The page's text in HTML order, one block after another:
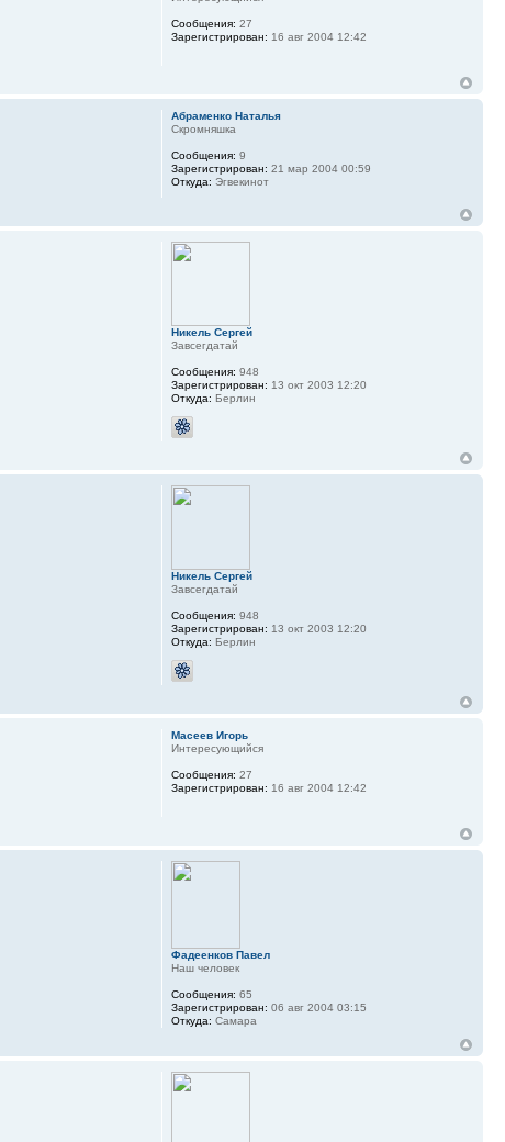
Сообщения: 27
Зарегистрирован: 16 авг 2004 12:42
Абраменко Наталья
Скромняшка
Сообщения: 9
Зарегистрирован: 21 мар 2004 00:59
Откуда: Эгвекинот
Никель Сергей
Завсегдатай
Сообщения: 948
Зарегистрирован: 13 окт 2003 12:20
Откуда: Берлин
Никель Сергей
Завсегдатай
Сообщения: 948
Зарегистрирован: 13 окт 2003 12:20
Откуда: Берлин
Масеев Игорь
Интересующийся
Сообщения: 27
Зарегистрирован: 16 авг 2004 12:42
Фадеенков Павел
Наш человек
Сообщения: 65
Зарегистрирован: 06 авг 2004 03:15
Откуда: Самара